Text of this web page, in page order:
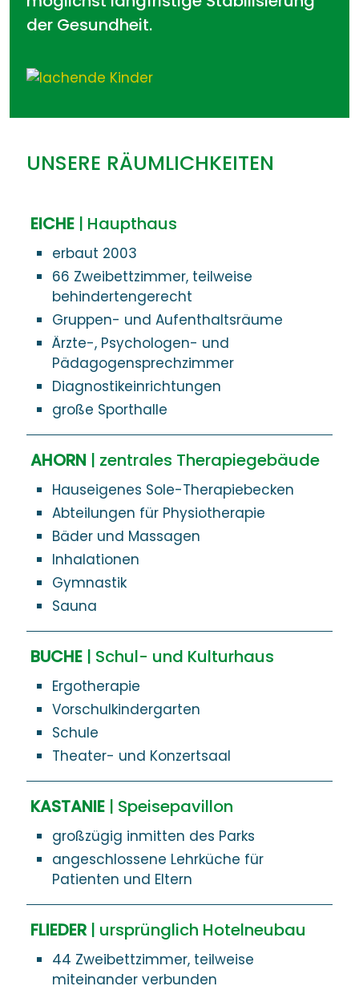
der Gesundheit.
UNSERE RÄUMLICHKEITEN
EICHE | Haupthaus
erbaut 2003
66 Zweibettzimmer, teilweise
behindertengerecht
Gruppen- und Aufenthaltsräume
Ärzte-, Psychologen- und
Pädagogensprechzimmer
Diagnostikeinrichtungen
große Sporthalle
AHORN | zentrales Therapiegebäude
Hauseigenes Sole-Therapiebecken
Abteilungen für Physiotherapie
Bäder und Massagen
Inhalationen
Gymnastik
Sauna
BUCHE | Schul- und Kulturhaus
Ergotherapie
Vorschulkindergarten
Schule
Theater- und Konzertsaal
KASTANIE | Speisepavillon
großzügig inmitten des Parks
angeschlossene Lehrküche für
Patienten und Eltern
FLIEDER | ursprünglich Hotelneubau
44 Zweibettzimmer, teilweise
miteinander verbunden